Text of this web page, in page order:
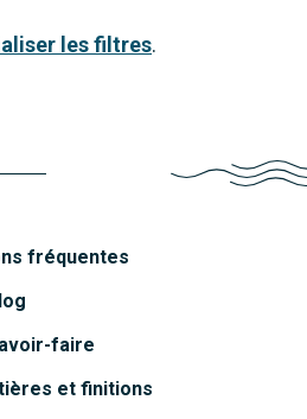
les filtres.
fréquentes
faire
et finitions